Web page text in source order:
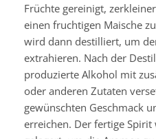
Früchte gereinigt,
einen fruchtigen Maische
wird dann destilliert, um
extrahieren. Nach der
produzierte Alkohol mit
oder anderen Zutaten
gewünschten Geschmack
erreichen. Der fertige